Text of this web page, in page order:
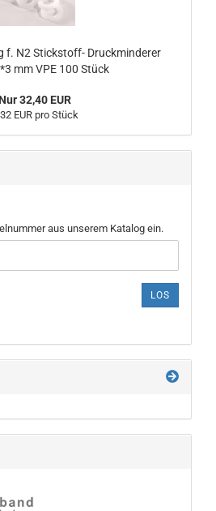
f. N2 Stickstoff- Druckminderer
mm VPE 100 Stück
Nur 32,40 EUR
EUR pro Stück
aus unserem Katalog ein.
LOS